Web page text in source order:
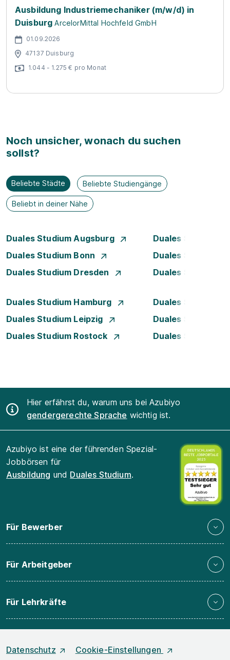
Ausbildung Industriemechaniker (m/w/d) in
Duisburg ArcelorMittal Hochfeld GmbH
01.09.2026
47137 Duisburg
1.044 - 1.275 € pro Monat
Noch unsicher, wonach du suchen
sollst?
Beliebte Städte Beliebte Studiengänge
Beliebt in deiner Nähe
Duales Studium Augsburg
Duales Studium
Duales Studium Bonn
Duales Studium
Duales Studium Dresden
Duales Studium
Duales Studium Hamburg
Duales Studium
Duales Studium Leipzig
Duales Studium
Duales Studium Rostock
Duales Studium
Hier erfährst du, warum uns bei Azubiyo
gendergerechte Sprache wichtig ist.
Azubiyo ist eine der führenden Spezial-
Jobbörsen für
Ausbildung und Duales Studium.
Für Bewerber
Für Arbeitgeber
Für Lehrkräfte
Datenschutz Cookie-Einstellungen